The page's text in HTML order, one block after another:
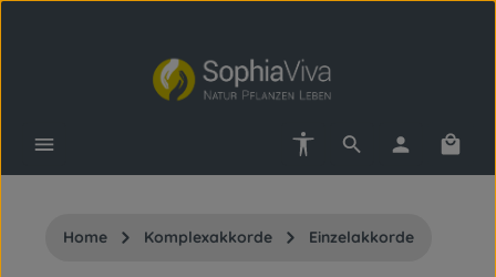
Zum Hauptinhalt springen
Werkzeugleiste anzeigen
Home Komplexakkorde Einzelakkorde